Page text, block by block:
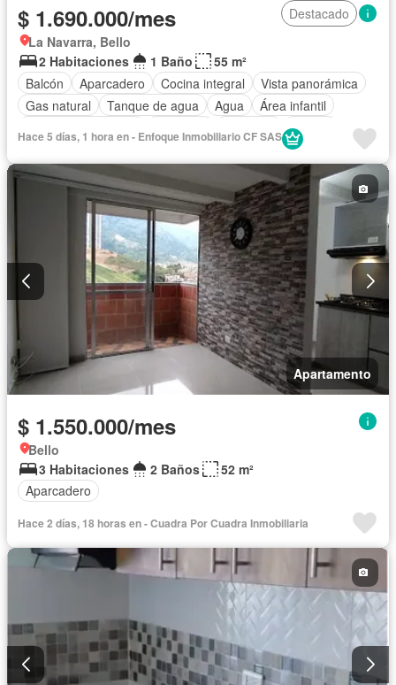
$ 1.690.000/mes
Destacado
La Navarra, Bello
2 Habitaciones
1 Baño
55 m²
Balcón
Aparcadero Cocina integral
Vista panorámica
Gas natural
Tanque de agua Agua
Área infantil
Piscina
Barbecue
Hace 5 días, 1 hora en - Enfoque Inmobiliario CF SAS
Apartamento
$ 1.550.000/mes
Bello
3 Habitaciones
2 Baños
52 m²
Aparcadero
Hace 2 días, 18 horas en - Cuadra Por Cuadra Inmobiliaria